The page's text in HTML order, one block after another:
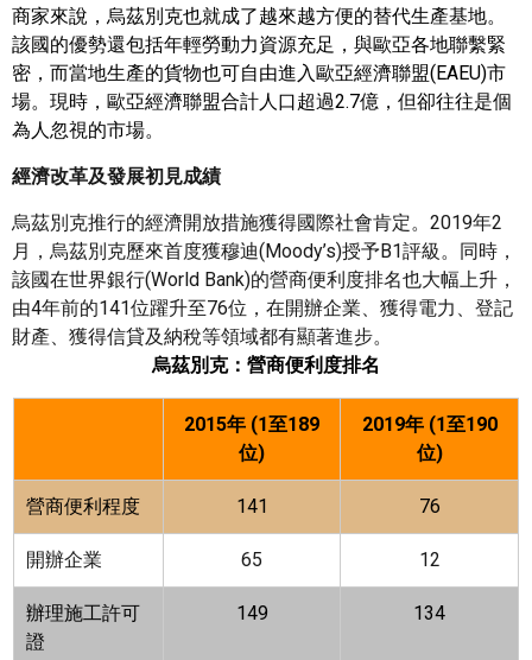
商家來說，烏茲別克也就成了越來越方便的替代生產基地。
該國的優勢還包括年輕勞動力資源充足，與歐亞各地聯繫緊
密，而當地生產的貨物也可自由進入歐亞經濟聯盟(EAEU)市
場。現時，歐亞經濟聯盟合計人口超過2.7億，但卻往往是個
為人忽視的市場。
經濟改革及發展初見成績
烏茲別克推行的經濟開放措施獲得國際社會肯定。2019年2
月，烏茲別克歷來首度獲穆迪(Moody’s)授予B1評級。同時，
該國在世界銀行(World Bank)的營商便利度排名也大幅上升，
由4年前的141位躍升至76位，在開辦企業、獲得電力、登記
財產、獲得信貸及納稅等領域都有顯著進步。
烏茲別克：營商便利度排名
2015年 (1至189
位)
2019年(1至190
位)
營商便利程度 141 76
開辦企業 65 12
辦理施工許可
證
149 134